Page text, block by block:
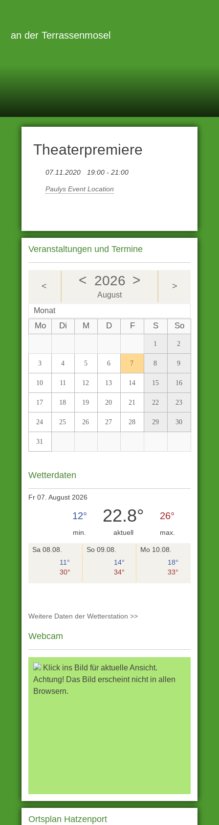
an der Terrassenmosel
Theaterpremiere
07.11.2020 19:00 - 21:00
Paulys Event Location
Veranstaltungen und Termine
< < 2026 >
August
>
Monat
Mo Di M D F S So
1 2
3 4 5 6 7 8 9
10 11 12 13 14 15 16
17 18 19 20 21 22 23
24 25 26 27 28 29 30
31
Wetterdaten
Fr 07. August 2026
12°
min.
22.8°
aktuell
26°
max.
Sa 08.08.
11°
30°
So 09.08.
14°
34°
Mo 10.08.
18°
33°
Weitere Daten der Wetterstation >>
Webcam
Klick ins Bild für aktuelle Ansicht.
Achtung! Das Bild erscheint nicht in allen
Browsern.
Ortsplan Hatzenport